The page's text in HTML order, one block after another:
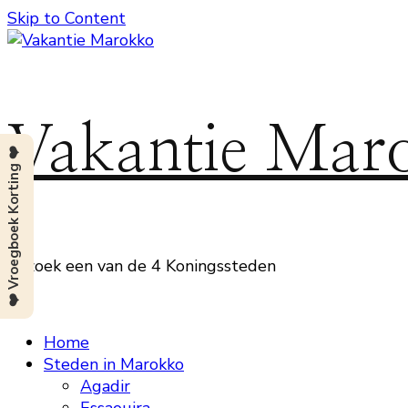
Skip to Content
Vakantie
Bezoek een van de 4 Koningssteden
Home
Steden in Marokko
Agadir
❤️ Vroegboek Korting ❤️